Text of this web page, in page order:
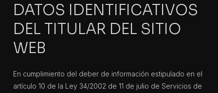
DATOS IDENTIFICATIVOS
DEL TITULAR DEL SITIO
WEB
En cumplimiento del deber de información estipulado en el
artículo 10 de la Ley 34/2002 de 11 de julio de Servicios de